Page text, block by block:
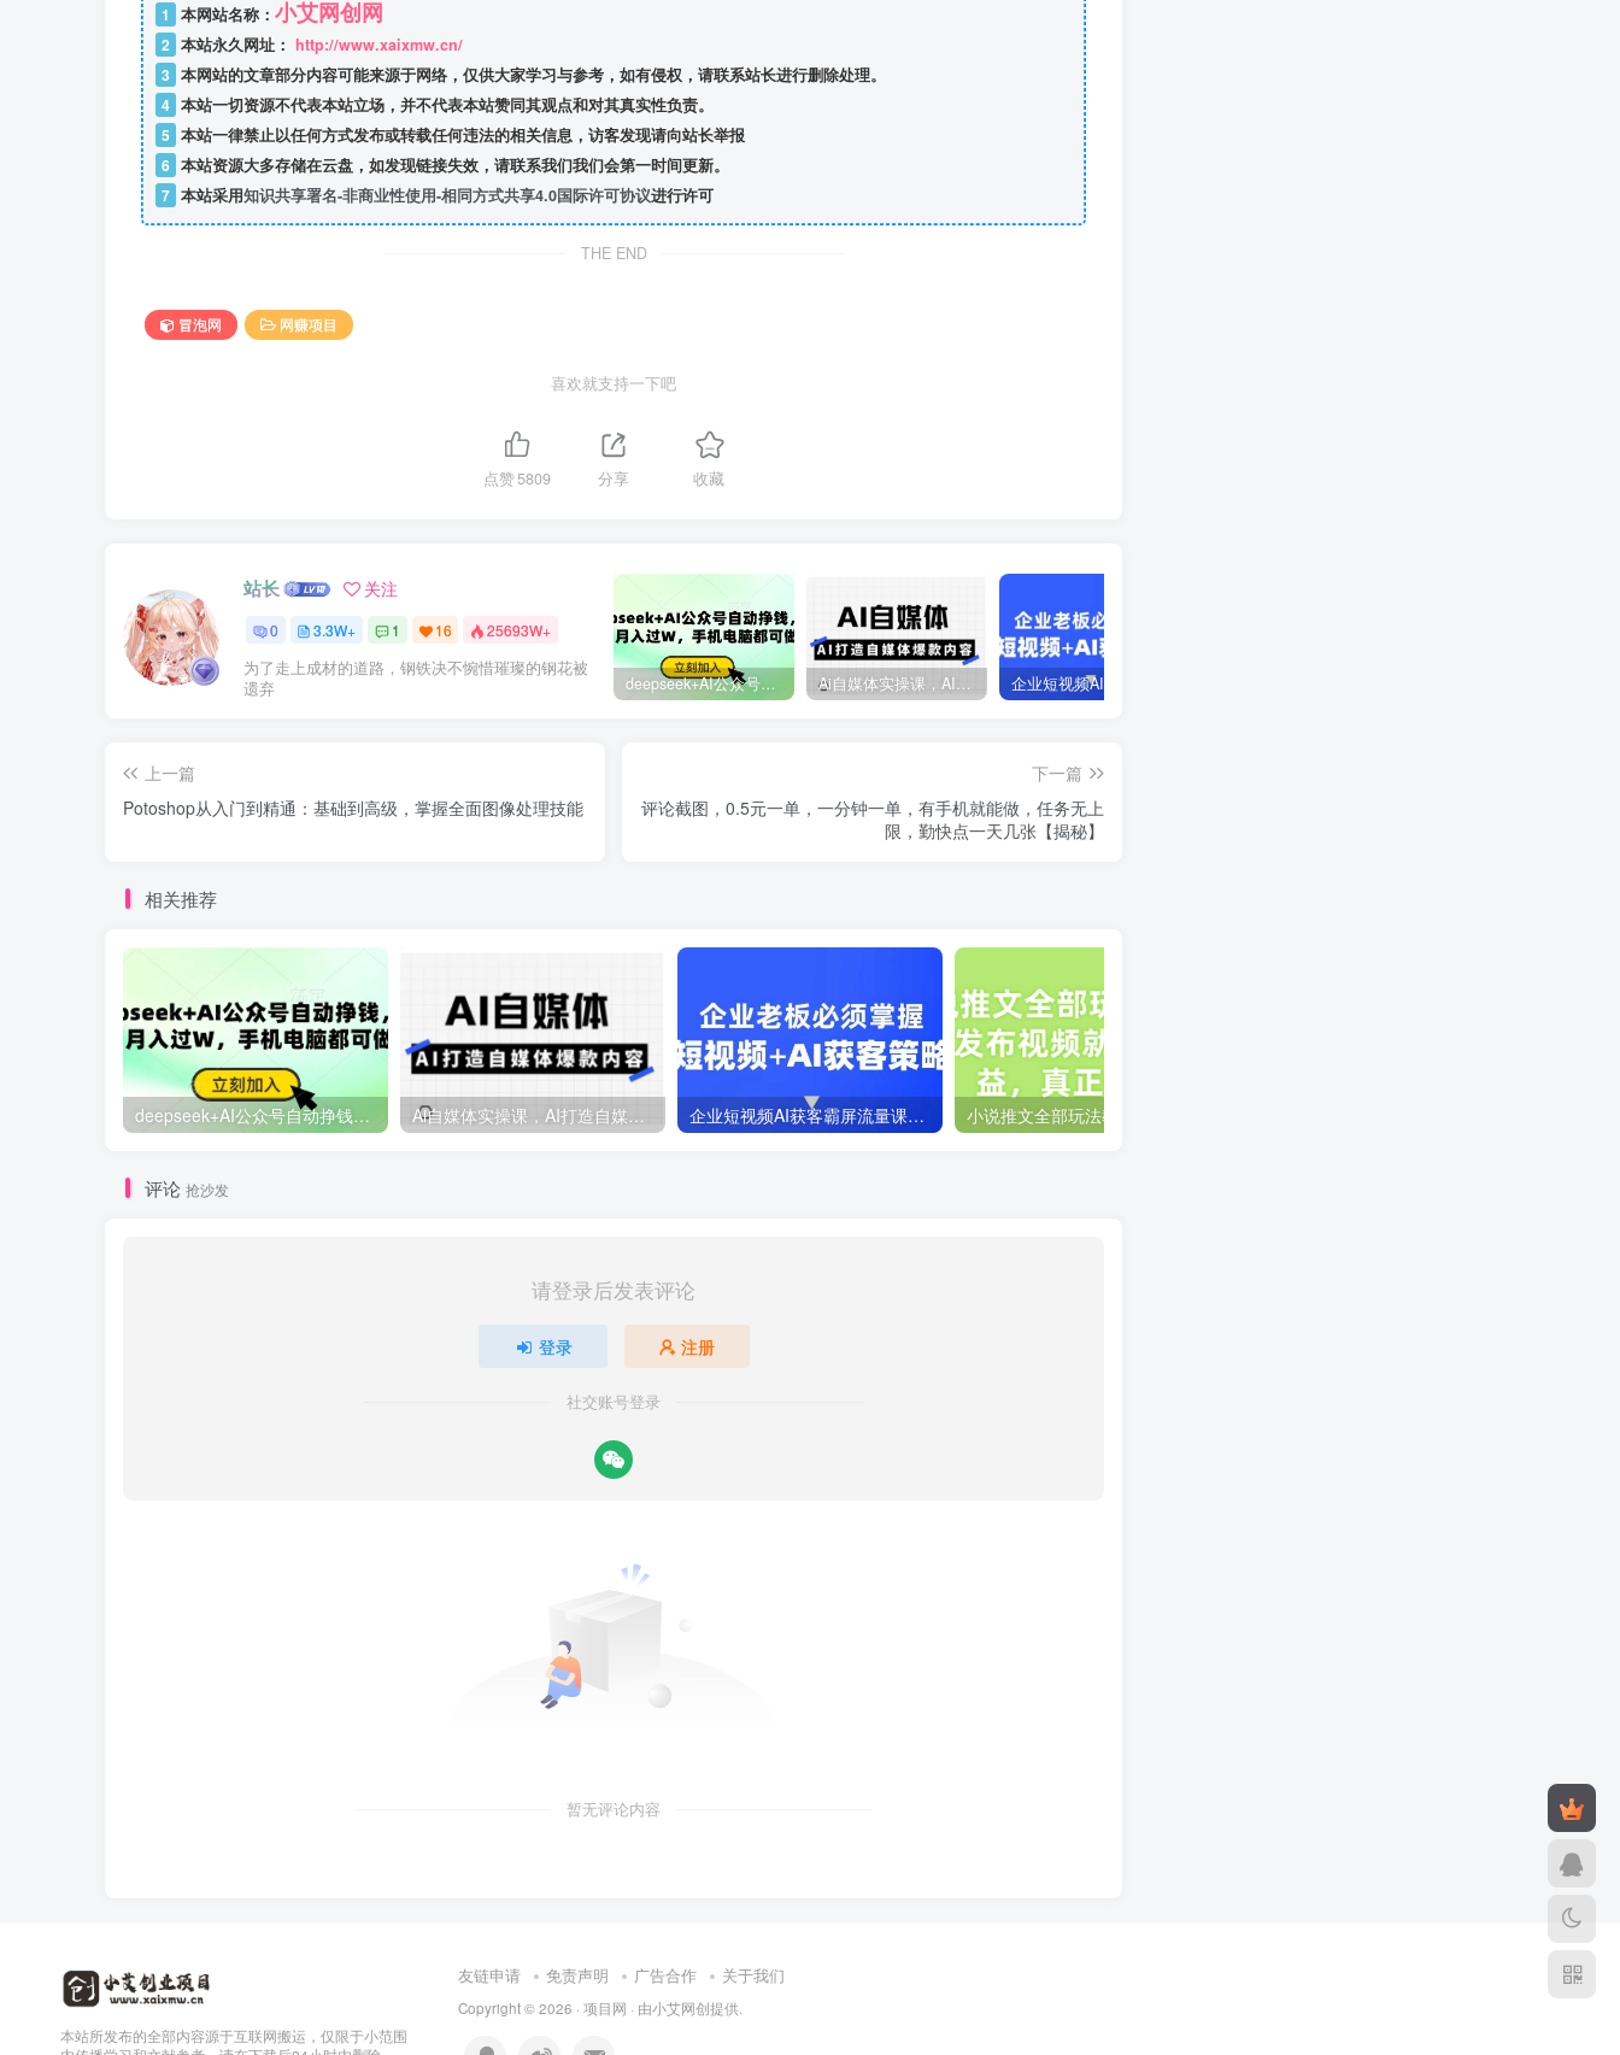
1 本网站名称： 小艾网创网
2 本站永久网址： http://www.xaixmw.cn/
3 本网站的文章部分内容可能来源于网络，仅供大家学习与参考，如有侵权，请联系站长进行删除处理。
4 本站一切资源不代表本站立场，并不代表本站赞同其观点和对其真实性负责。
5 本站一律禁止以任何方式发布或转载任何违法的相关信息，访客发现请向站长举报
6 本站资源大多存储在云盘，如发现链接失效，请联系我们我们会第一时间更新。
7 本站采用知识共享署名-非商业性使用-相同方式共享4.0国际许可协议进行许可
THE END
冒泡网 网赚项目
喜欢就支持一下吧
点赞5809 分享 收藏
站长 关注
0 3.3W+ 1 16 25693W+
为了走上成材的道路，钢铁决不惋惜璀璨的钢花被
遗弃
deepseek+AI公众号自动挣钱，轻松月入过W，手机电脑都可做 Ai自媒体实操课，AI打造自媒体爆款内容
上一篇
Potoshop从入门到精通：基础到高级，掌握全面图像处理技能
下一篇
评论截图，0.5元一单，一分钟一单，有手机就能做，任务无上
限，勤快点一天几张【揭秘】
相关推荐
deepseek+AI公众号自动挣钱，轻松月入过W，手机电脑都可做 Ai自媒体实操课，AI打造自媒体爆款内容 企业短视频AI获客霸屏流量课，6步短视频+AI突围法，3大霸屏抢客策略
评论 抢沙发
请登录后发表评论
登录 注册
社交账号登录
暂无评论内容
本站所发布的全部内容源于互联网搬运，仅限于小范围
友链申请 免责声明 广告合作 关于我们
Copyright © 2026 · 项目网 · 由小艾网创提供.